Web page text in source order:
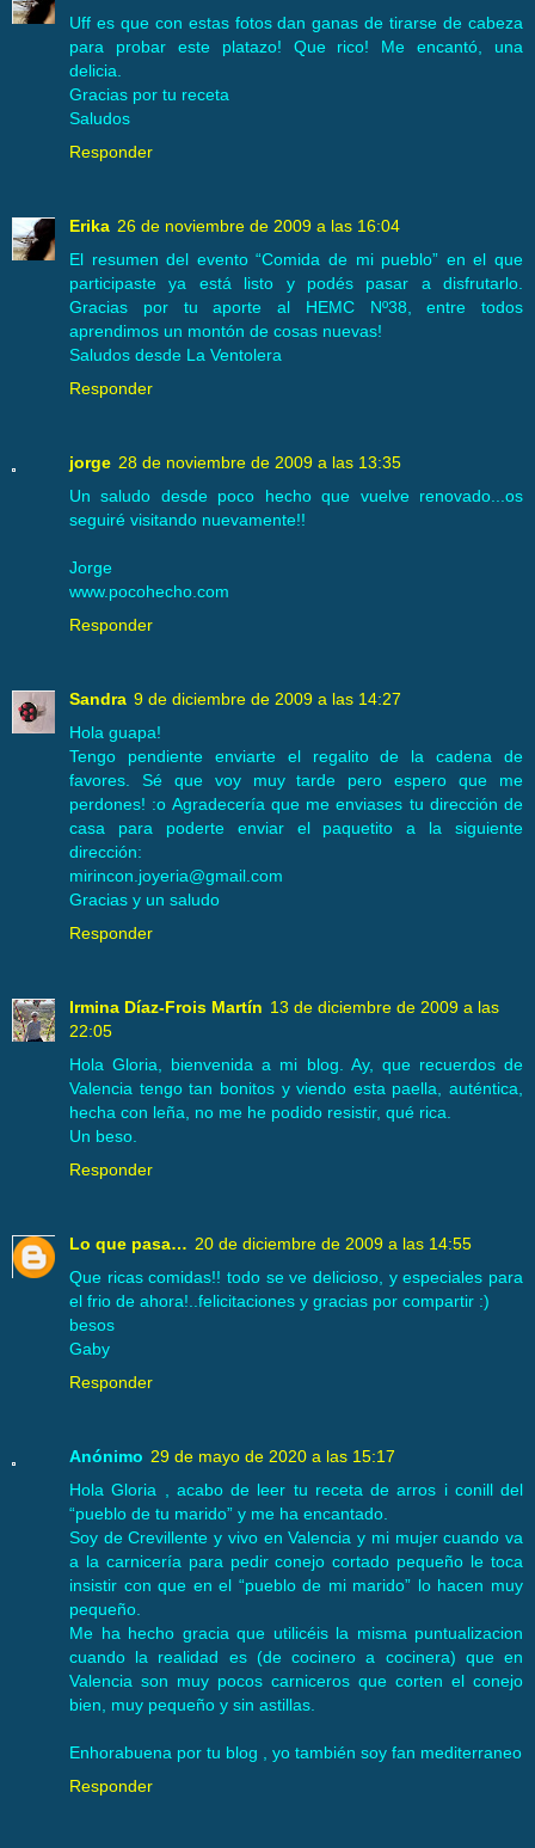
Uff es que con estas fotos dan ganas de tirarse de cabeza
para probar este platazo! Que rico! Me encantó, una
delicia.
Gracias por tu receta
Saludos
Responder
Erika 26 de noviembre de 2009 a las 16:04
El resumen del evento “Comida de mi pueblo” en el que
participaste ya está listo y podés pasar a disfrutarlo.
Gracias por tu aporte al HEMC Nº38, entre todos
aprendimos un montón de cosas nuevas!
Saludos desde La Ventolera
Responder
jorge 28 de noviembre de 2009 a las 13:35
Un saludo desde poco hecho que vuelve renovado...os
seguiré visitando nuevamente!!
Jorge
www.pocohecho.com
Responder
Sandra 9 de diciembre de 2009 a las 14:27
Hola guapa!
Tengo pendiente enviarte el regalito de la cadena de
favores. Sé que voy muy tarde pero espero que me
perdones! :o Agradecería que me enviases tu dirección de
casa para poderte enviar el paquetito a la siguiente
dirección:
mirincon.joyeria@gmail.com
Gracias y un saludo
Responder
Irmina Díaz-Frois Martín 13 de diciembre de 2009 a las
22:05
Hola Gloria, bienvenida a mi blog. Ay, que recuerdos de
Valencia tengo tan bonitos y viendo esta paella, auténtica,
hecha con leña, no me he podido resistir, qué rica.
Un beso.
Responder
Lo que pasa… 20 de diciembre de 2009 a las 14:55
Que ricas comidas!! todo se ve delicioso, y especiales para
el frio de ahora!..felicitaciones y gracias por compartir :)
besos
Gaby
Responder
Anónimo 29 de mayo de 2020 a las 15:17
Hola Gloria , acabo de leer tu receta de arros i conill del
“pueblo de tu marido” y me ha encantado.
Soy de Crevillente y vivo en Valencia y mi mujer cuando va
a la carnicería para pedir conejo cortado pequeño le toca
insistir con que en el “pueblo de mi marido” lo hacen muy
pequeño.
Me ha hecho gracia que utilicéis la misma puntualizacion
cuando la realidad es (de cocinero a cocinera) que en
Valencia son muy pocos carniceros que corten el conejo
bien, muy pequeño y sin astillas.
Enhorabuena por tu blog , yo también soy fan mediterraneo
Responder